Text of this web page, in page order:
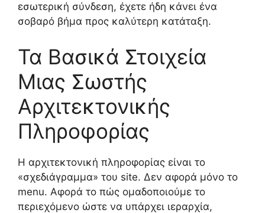
εσωτερική σύνδεση, έχετε ήδη κάνει ένα
σοβαρό βήμα προς καλύτερη κατάταξη.
Τα Βασικά Στοιχεία
Μιας Σωστής
Αρχιτεκτονικής
Πληροφορίας
Η αρχιτεκτονική πληροφορίας είναι το
«σχεδιάγραμμα» του site. Δεν αφορά μόνο το
menu. Αφορά το πώς ομαδοποιούμε το
περιεχόμενο ώστε να υπάρχει ιεραρχία,